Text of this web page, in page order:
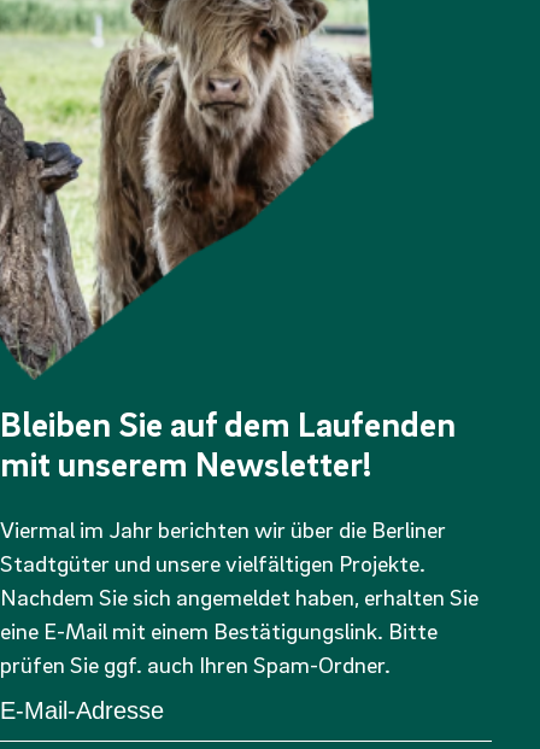
Bleiben Sie auf dem Laufenden
mit unserem Newsletter!
Viermal im Jahr berichten wir über die Berliner
Stadtgüter und unsere vielfältigen Projekte.
Nachdem Sie sich angemeldet haben, erhalten Sie
eine E-Mail mit einem Bestätigungslink. Bitte
prüfen Sie ggf. auch Ihren Spam-Ordner.